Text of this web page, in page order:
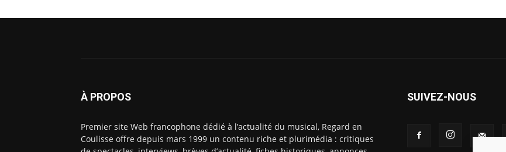
À PROPOS
Premier site Web francophone dédié à l’actualité du musical, Regard en
Coulisse offre depuis mars 1999 un contenu riche et plurimédia : critiques
SUIVEZ-NOUS